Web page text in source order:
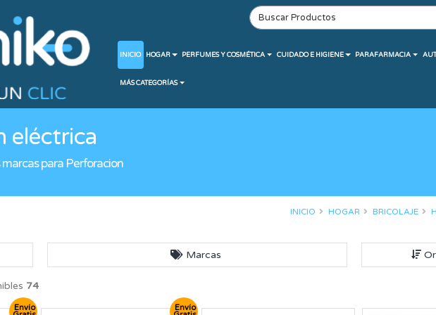
INICIO HOGAR PERFUMES Y COSMÉTICA CUIDADO E HIGIENE PARAFARMACIA
MÁS CATEGORÍAS
eléctrica
para Perforacion
INICIO HOGAR BRICOLAJE
Marcas
74
Envío Envío